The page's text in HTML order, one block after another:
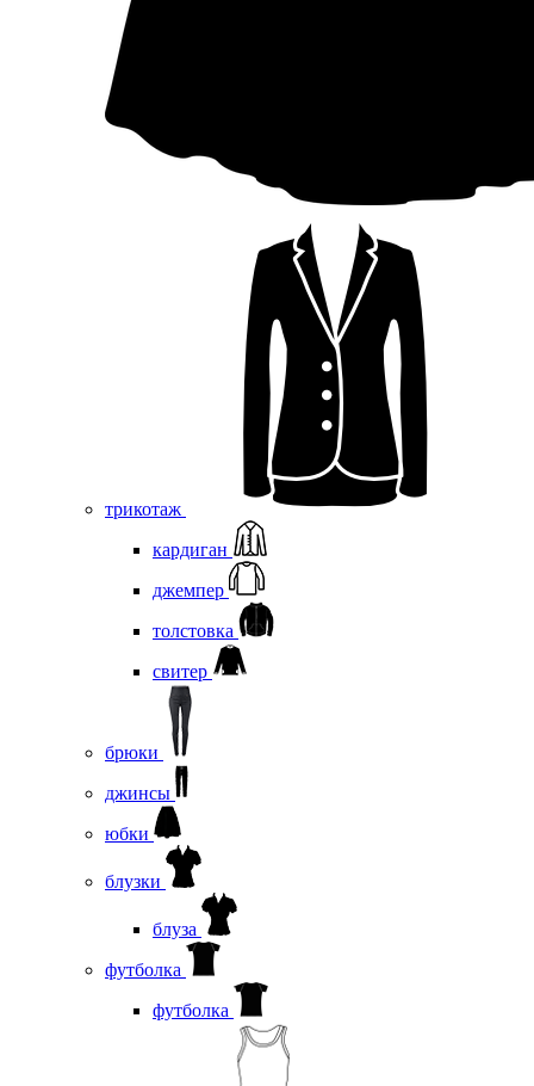
трикотаж
кардиган
джемпер
толстовка
свитер
брюки
джинсы
юбки
блузки
блуза
футболка
футболка